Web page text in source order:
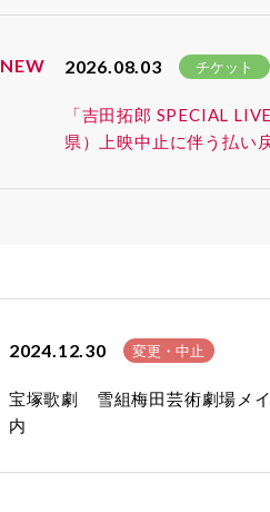
NEW 2026.08.03 チケット
「吉田拓郎 SPECIAL
県）上映中止に伴う払い
2024.12.30 変更・中止
宝塚歌劇 雪組梅田芸術劇場メ
内